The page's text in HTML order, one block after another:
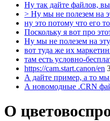
Ну так дайте файлов, вы
> Ну мы не полезем на
ну это потому что его
Поскольку я вот про
Ну мы не полезем на
вот туда же их
там есть условно-
https://cam.start.canon/en
А дайте пример, а то
А новомодные .CRN
О